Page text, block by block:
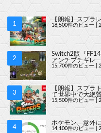
【朗報】スプラ
18,500件のビュー
Switch2版『
アンチブチギレ
15,700件のビュー
【朗報】スプラ
て世界中で大絶
15,500件のビュー |
ポケモン、意外
14,100件のビュー